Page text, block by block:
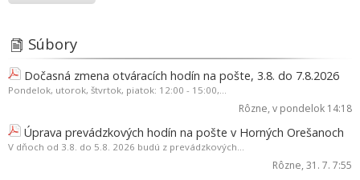
Súbory
Dočasná zmena otváracích hodín na pošte, 3.8. do 7.8.2026
Pondelok, utorok, štvrtok, piatok: 12:00 - 15:00,...
Rôzne, v pondelok 14:18
Úprava prevádzkových hodín na pošte v Horných Orešanoch
V dňoch od 3.8. do 5.8. 2026 budú z prevádzkových...
Rôzne, 31. 7. 7:55